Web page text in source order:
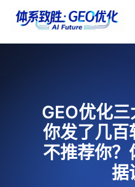
GEO优化
你发了几
不推荐你？
据